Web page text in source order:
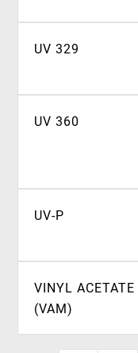
UV 329
UV 360
UV-P
VINYL
(VAM)